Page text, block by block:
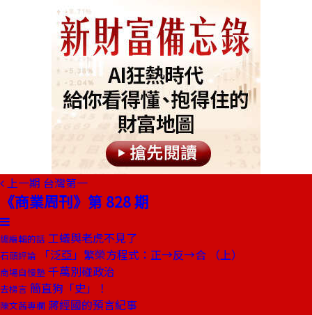
上一期 台灣第一
《商業周刊》第 828 期
總編輯的話 工蟻與老虎不見了
石頭評論 「泛亞」繁榮方程式：正→反→合 （上）
商場自慢塾 千萬別碰政治
去梯言 簡直狗「史」！
陳文茜專欄 蔣經國的預言紀事